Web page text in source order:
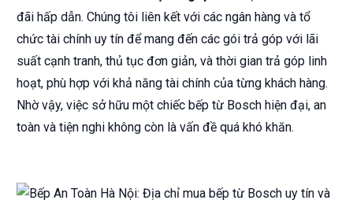
đãi hấp dẫn. Chúng tôi liên kết với các ngân hàng và tổ
chức tài chính uy tín để mang đến các gói trả góp với lãi
suất cạnh tranh, thủ tục đơn giản, và thời gian trả góp linh
hoạt, phù hợp với khả năng tài chính của từng khách hàng.
Nhờ vậy, việc sở hữu một chiếc bếp từ Bosch hiện đại, an
toàn và tiện nghi không còn là vấn đề quá khó khăn.